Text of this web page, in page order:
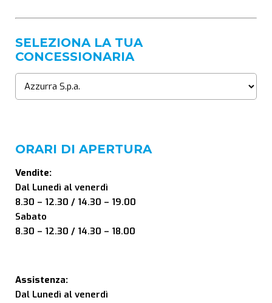
SELEZIONA LA TUA
CONCESSIONARIA
ORARI DI APERTURA
Vendite:
Dal Lunedì al venerdì
8.30 – 12.30 / 14.30 – 19.00
Sabato
8.30 – 12.30 / 14.30 – 18.00
Assistenza:
Dal Lunedì al venerdì